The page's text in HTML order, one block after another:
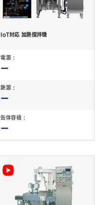
IoT対応 加熱撹拌機
電源 :
ー
熱源 :
ー
缶体容積 :
ー